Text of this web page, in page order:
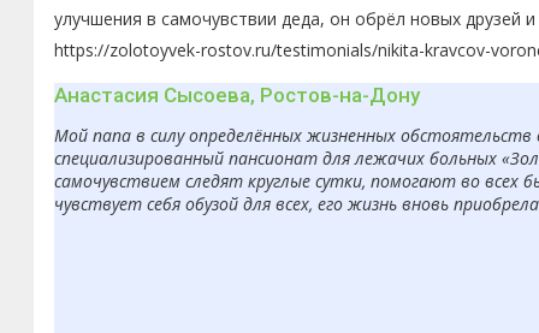
улучшения в самочувствии деда, он обрёл новых
https://zolotoyvek-rostov.ru/testimonials/nikita-kravcov-
Анастасия Сысоева, Ростов-на-Дону
Мой папа в силу определённых жизненных
специализированный пансионат для лежачих больных
самочувствием следят круглые сутки, помогают во всех
чувствует себя обузой для всех, его жизнь вновь